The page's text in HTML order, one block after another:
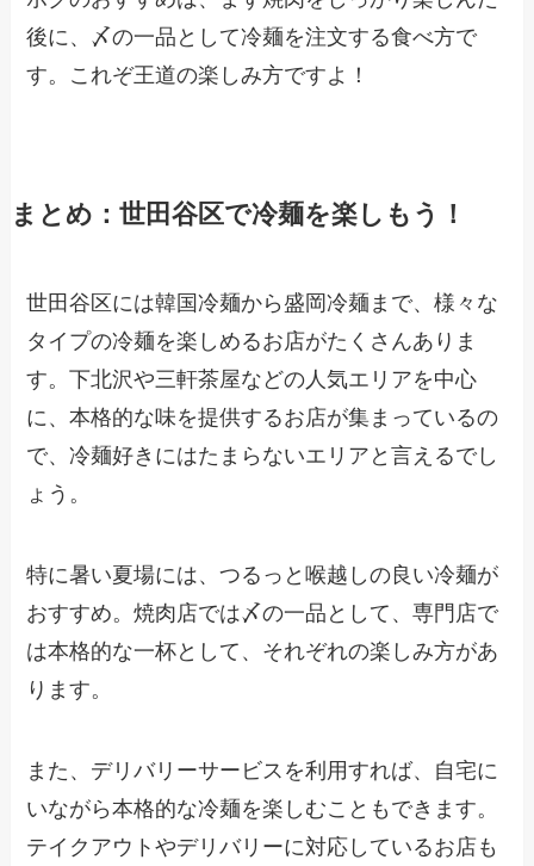
後に、〆の一品として冷麺を注文する食べ方で
す。これぞ王道の楽しみ方ですよ！
まとめ：世田谷区で冷麺を楽しもう！
世田谷区には韓国冷麺から盛岡冷麺まで、様々な
タイプの冷麺を楽しめるお店がたくさんありま
す。下北沢や三軒茶屋などの人気エリアを中心
に、本格的な味を提供するお店が集まっているの
で、冷麺好きにはたまらないエリアと言えるでし
ょう。
特に暑い夏場には、つるっと喉越しの良い冷麺が
おすすめ。焼肉店では〆の一品として、専門店で
は本格的な一杯として、それぞれの楽しみ方があ
ります。
また、デリバリーサービスを利用すれば、自宅に
いながら本格的な冷麺を楽しむこともできます。
テイクアウトやデリバリーに対応しているお店も